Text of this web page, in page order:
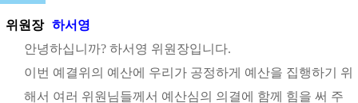
위원장 하서영
안녕하십니까? 하서영 위원장입니다.
이번 예결위의 예산에 우리가 공정하게 예산을 집행하기 위
해서 여러 위원님들께서 예산심의 의결에 함께 힘을 써 주